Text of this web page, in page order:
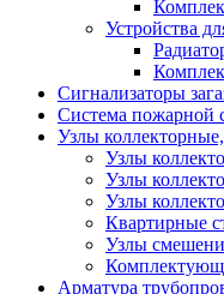
Устройства
Сигнализаторы
Система пожарной
Узлы
Узлы
Узлы
Узлы
Квартирные
Узлы
Арматура